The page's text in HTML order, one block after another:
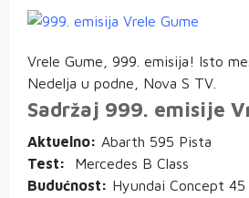
Vrele Gume, 999. emisija! Isto
Nedelja u podne, Nova S TV.
Sadržaj 999. emisije
Aktuelno: Abarth 595 Pista
Test:
Mercedes B Class
Budućnost: Hyundai Concept 45